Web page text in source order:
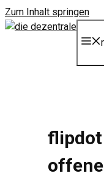
Zum Inhalt springen
flipdot